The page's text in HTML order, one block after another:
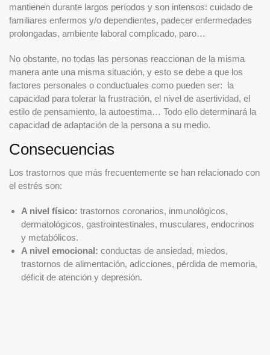
mantienen durante largos períodos y son intensos: cuidado de
familiares enfermos y/o dependientes, padecer enfermedades
prolongadas, ambiente laboral complicado, paro…
No obstante, no todas las personas reaccionan de la misma
manera ante una misma situación, y esto se debe a que los
factores personales o conductuales como pueden ser: la
capacidad para tolerar la frustración, el nivel de asertividad, el
estilo de pensamiento, la autoestima… Todo ello determinará la
capacidad de adaptación de la persona a su medio.
Consecuencias
Los trastornos que más frecuentemente se han relacionado con
el estrés son:
A nivel físico: trastornos coronarios, inmunológicos,
dermatológicos, gastrointestinales, musculares, endocrinos
y metabólicos.
A nivel emocional: conductas de ansiedad, miedos,
trastornos de alimentación, adicciones, pérdida de memoria,
déficit de atención y depresión.